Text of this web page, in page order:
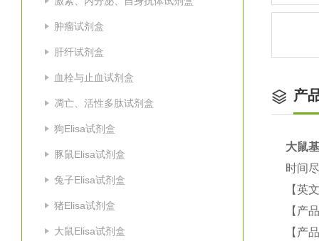
肿瘤试剂盒
肝纤试剂盒
血栓与止血试剂盒
凋亡、活性多肽试剂盒
狗Elisa试剂盒
豚鼠Elisa试剂盒
兔子Elisa试剂盒
猪Elisa试剂盒
大鼠Elisa试剂盒
产
大鼠
时间
【英
【产
【产